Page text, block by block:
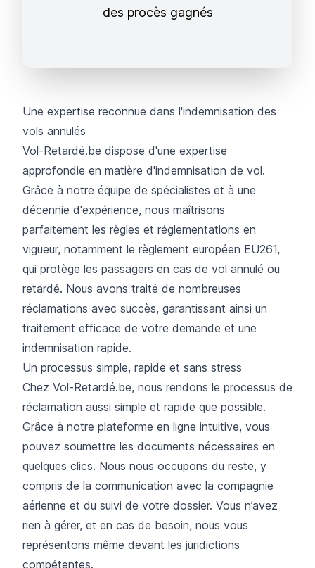
des procès gagnés
Une expertise reconnue dans l'indemnisation des
vols annulés
Vol-Retardé.be dispose d'une expertise
approfondie en matière d'indemnisation de vol.
Grâce à notre équipe de spécialistes et à une
décennie d'expérience, nous maîtrisons
parfaitement les règles et réglementations en
vigueur, notamment le règlement européen EU261,
qui protège les passagers en cas de vol annulé ou
retardé. Nous avons traité de nombreuses
réclamations avec succès, garantissant ainsi un
traitement efficace de votre demande et une
indemnisation rapide.
Un processus simple, rapide et sans stress
Chez Vol-Retardé.be, nous rendons le processus de
réclamation aussi simple et rapide que possible.
Grâce à notre plateforme en ligne intuitive, vous
pouvez soumettre les documents nécessaires en
quelques clics. Nous nous occupons du reste, y
compris de la communication avec la compagnie
aérienne et du suivi de votre dossier. Vous n’avez
rien à gérer, et en cas de besoin, nous vous
représentons même devant les juridictions
compétentes.